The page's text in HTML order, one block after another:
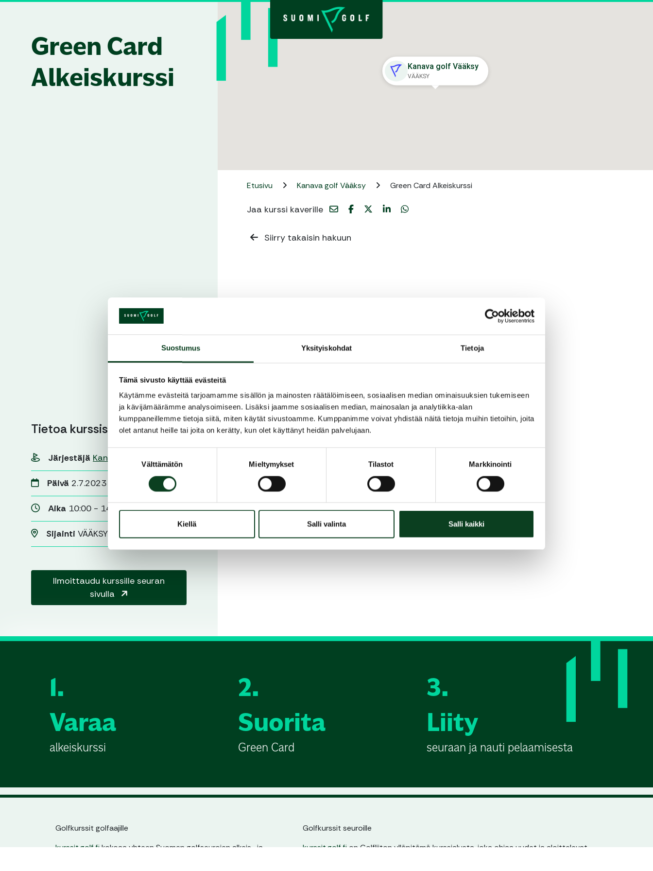
Suostumus Yksityiskohdat Tietoja
Tämä sivusto käyttää evästeitä
Käytämme evästeitä tarjoamamme sisällön ja mainosten räätälöimiseen, sosiaalisen median ominaisuuksien tukemiseen
ja kävijämäärämme analysoimiseen. Lisäksi jaamme sosiaalisen median, mainosalan ja analytiikka-alan
kumppaneillemme tietoja siitä, miten käytät sivustoamme. Kumppanimme voivat yhdistää näitä tietoja muihin tietoihin, joita
olet antanut heille tai joita on kerätty, kun olet käyttänyt heidän palvelujaan.
valinta
Välttämätön Mieltymykset Tilastot Markkinointi
Kiellä Salli valinta Salli kaikki
Skip to content
Green Card
Alkeiskurssi
Tietoa kurssista
Järjestäjä Kanava golf Vääksy
Päivä 2.7.2023
Aika 10:00 - 14:00
Sijainti VÄÄKSY
Ilmoittaudu kurssille seuran
sivulla
Kanava golf Vääksy
VÄÄKSY
Etusivu Kanava golf Vääksy Green Card Alkeiskurssi
Jaa kurssi kaverille
Siirry takaisin hakuun
1.
Varaa
alkeiskurssi
2.
Suorita
Green Card
3.
Liity
seuraan ja nauti pelaamisesta
Golfkurssit golfaajille
kurssit.golf.fikokoaa yhteen Suomen golfseurojen alkeis- ja
Golfkurssit seuroille
kurssit.golf.fi on Golfliiton ylläpitämä kurssialusta, joka ohjaa uudet ja aloittelevat